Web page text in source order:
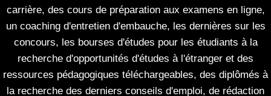
carrière, des cours de préparation aux examens en ligne,
un coaching d'entretien d'embauche, les dernières sur les
concours, les bourses d'études pour les étudiants à la
recherche d'opportunités d'études à l'étranger et des
ressources pédagogiques téléchargeables, des diplômés à
la recherche des derniers conseils d'emploi, de rédaction